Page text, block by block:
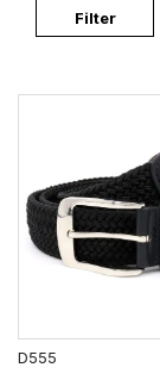
Filter
D555